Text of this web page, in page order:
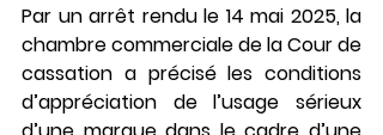
Par un arrêt rendu le 14 mai 2025, la
chambre commerciale de la Cour de
cassation a précisé les conditions
d’appréciation de l’usage sérieux